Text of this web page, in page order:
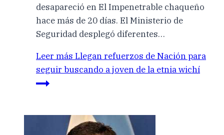
desapareció en El Impenetrable chaqueño
hace más de 20 días. El Ministerio de
Seguridad desplegó diferentes…
Leer más Llegan refuerzos de Nación para
seguir buscando a joven de la etnia wichí